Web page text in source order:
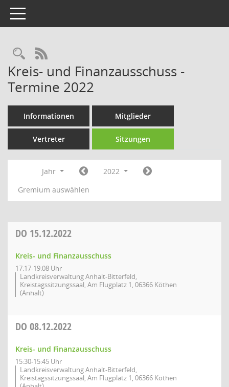
Toggle navigation
Rechercheauswahl
RSS-Feed
Kreis- und Finanzausschuss -
Termine 2022
Informationen Mitglieder
Vertreter Sitzungen
Jahr
2022
Gremium auswählen
DO 15.12.2022
Kreis- und Finanzausschuss
17:17-19:08 Uhr
Landkreisverwaltung Anhalt-Bitterfeld,
Kreistagssitzungssaal, Am Flugplatz 1, 06366 Köthen
(Anhalt)
DO 08.12.2022
Kreis- und Finanzausschuss
15:30-15:45 Uhr
Landkreisverwaltung Anhalt-Bitterfeld,
Kreistagssitzungssaal, Am Flugplatz 1, 06366 Köthen